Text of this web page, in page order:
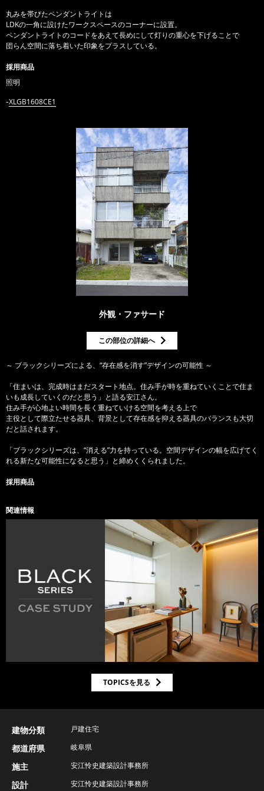
丸みを帯びたペンダントライトは
LDKの一角に設けたワークスペースのコーナーに設置。
ペンダントライトのコードをあえて長めにして灯りの重心を下げることで
団らん空間に落ち着いた印象をプラスしている。
採用商品
照明
XLGB1608CE1
外観・ファサード
この部位の詳細へ
～ ブラックシリーズによる、“存在感を消す”デザインの可能性 ～
「住まいは、完成時はまだスタート地点。住み手が時を重ねていくことで住ま
いも成長していくのだと思う」と語る安江さん。
住み手が心地よい時間を長く重ねていける空間を考える上で
主役として際立たせる器具、背景として存在感を抑える器具のバランスも大切
だと話されます。
「ブラックシリーズは、“消える”力を持っている。空間デザインの幅を広げてく
れる新たな可能性になると思う」と締めくくられました。
採用商品
関連情報
TOPICSを見る
建物分類 戸建住宅
都道府県 岐阜県
施主 安江怜史建築設計事務所
設計 安江怜史建築設計事務所